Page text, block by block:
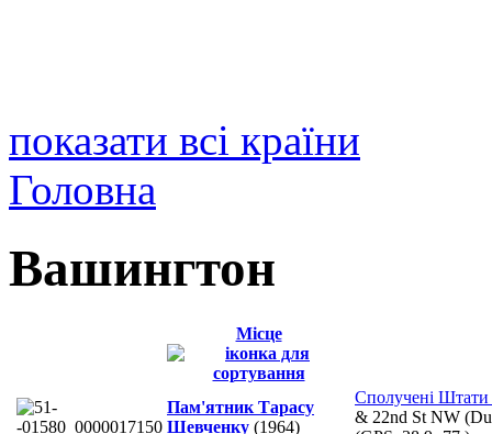
показати всі країни
Головна
Вашингтон
Місце
Пам'ятник Тарасу
Шевченку (1964)
Сполучені
& 22nd St NW